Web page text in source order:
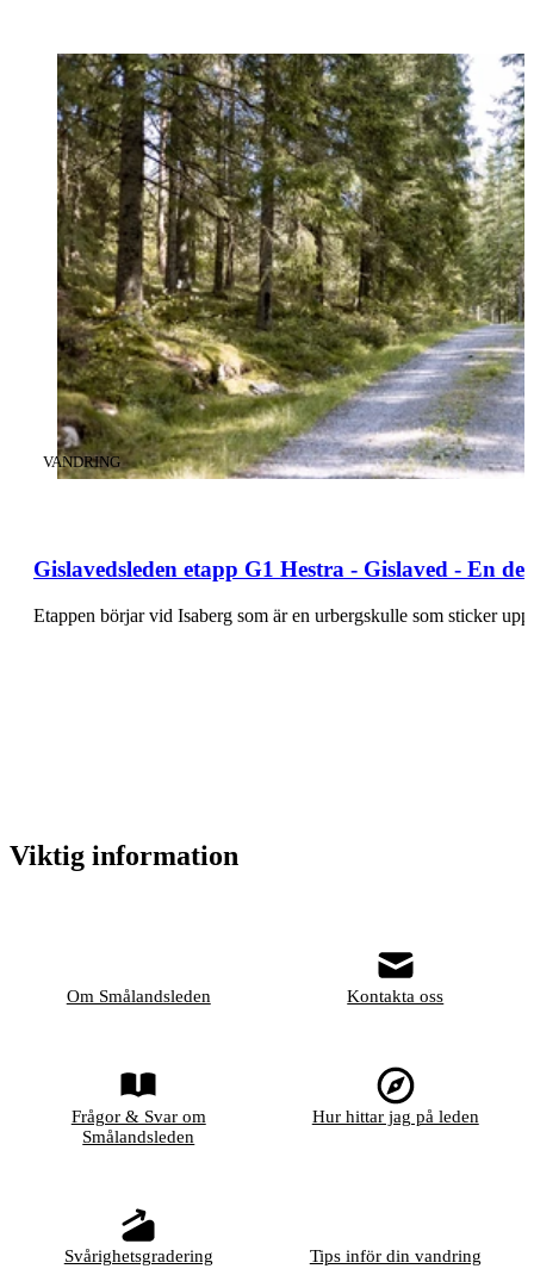
Gislavedsleden etapp G1 Hestra - Gislaved - En
KATEGORI:
VANDRING
Etappen börjar vid Isaberg som är en urbergskulle som sticker
Viktig information
Om Smålandsleden Kontakta oss
Frågor & Svar om
Smålandsleden
Hur hittar jag på leden
Svårighetsgradering Tips inför din vandring